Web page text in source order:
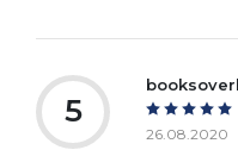
5
26.08.2020